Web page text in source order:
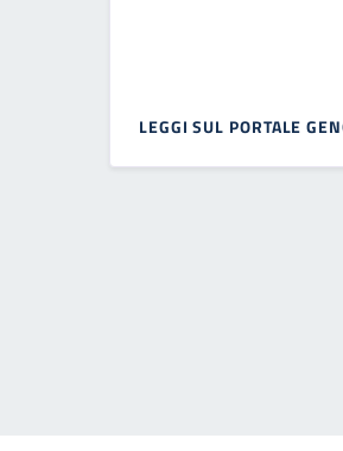
LEGGI SUL PORTALE